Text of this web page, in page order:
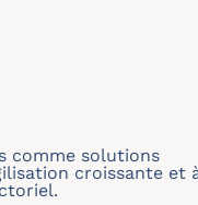
comme solutions
croissante et